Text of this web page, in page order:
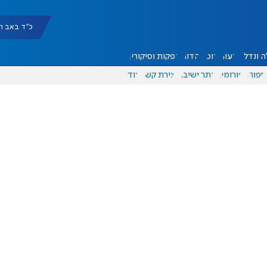
כ"ד באב תשפ"ו
ונדל"ן דעות אוכל יהדות הפקות וסיקורים
ספורט פורומים אתר ישיבה יצירת קשר עוד